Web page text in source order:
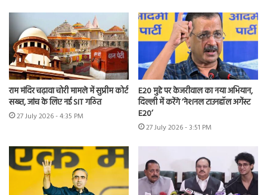
राम मंदिर चढ़ावा चोरी मामले में सुप्रीम कोर्ट
सख्त, जांच के लिए नई SIT गठित
27 July 2026 - 4:35 PM
E20 मुद्दे पर केजरीवाल का नया अभियान,
दिल्ली में करेंगे ‘नेशनल टाउनहॉल अगेंस्ट
E20’
27 July 2026 - 3:51 PM